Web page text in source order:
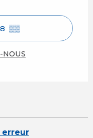
▒▒
NOUS
erreur